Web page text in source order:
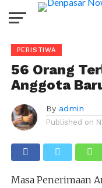
PERISTIWA
56 Orang
Anggota
By admin
Published on
Masa Penerimaan